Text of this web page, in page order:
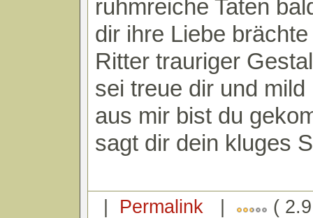
ruhmreiche Taten
dir ihre Liebe brächte
Ritter trauriger
sei treue dir und mild
aus mir bist du
sagt dir dein kluges
| Permalink | (